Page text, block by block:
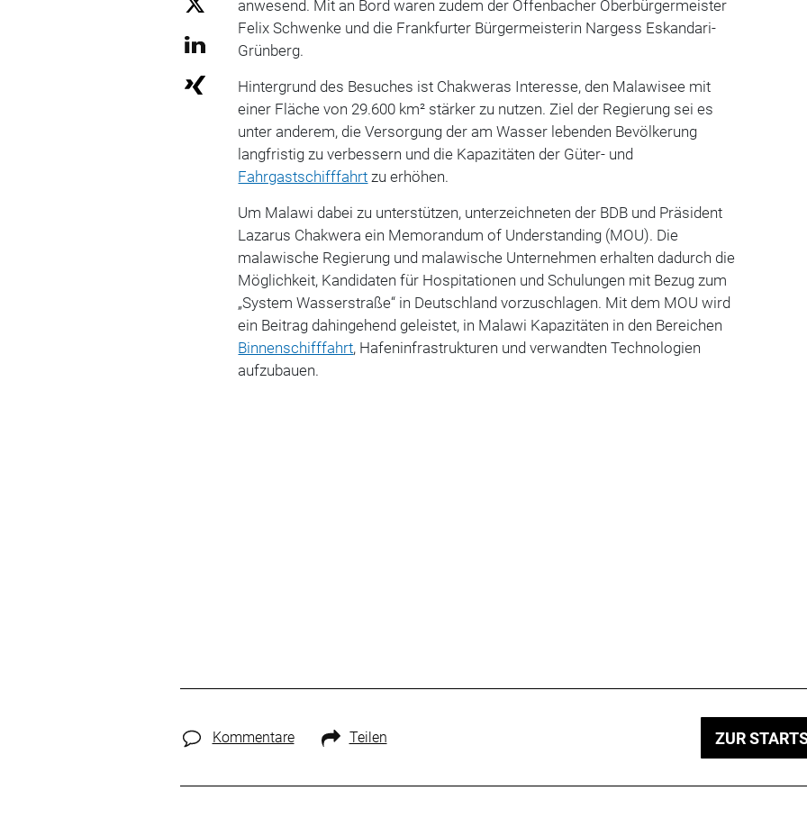
anwesend. Mit an Bord waren zudem der Offenbacher Oberbürgermeister
Felix Schwenke und die Frankfurter Bürgermeisterin Nargess Eskandari-
Grünberg.
Hintergrund des Besuches ist Chakweras Interesse, den Malawisee mit
einer Fläche von 29.600 km² stärker zu nutzen. Ziel der Regierung sei es
unter anderem, die Versorgung der am Wasser lebenden Bevölkerung
langfristig zu verbessern und die Kapazitäten der Güter- und
Fahrgastschifffahrt zu erhöhen.
Um Malawi dabei zu unterstützen, unterzeichneten der BDB und Präsident
Lazarus Chakwera ein Memorandum of Understanding (MOU). Die
malawische Regierung und malawische Unternehmen erhalten dadurch die
Möglichkeit, Kandidaten für Hospitationen und Schulungen mit Bezug zum
„System Wasserstraße“ in Deutschland vorzuschlagen. Mit dem MOU wird
ein Beitrag dahingehend geleistet, in Malawi Kapazitäten in den Bereichen
Binnenschifffahrt, Hafeninfrastrukturen und verwandten Technologien
aufzubauen.
Kommentare Teilen ZUR